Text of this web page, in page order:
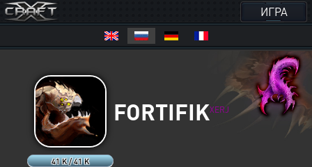
ИГРА
41 K / 41 K
FORTIFIKXERJ